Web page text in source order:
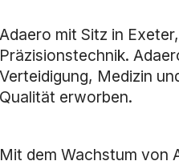
Adaero mit Sitz in
Präzisionstechnik.
Verteidigung, Medizin
Qualität erworben.
Mit dem Wachstum von